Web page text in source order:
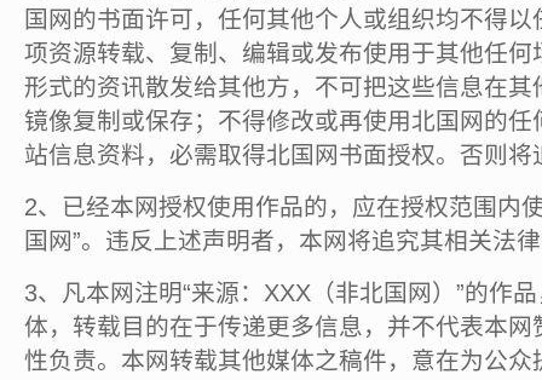
国网的书面许可，任何其他个人或组织均不得
项资源转载、复制、编辑或发布使用于其他任
形式的资讯散发给其他方，不可把这些信息在
镜像复制或保存；不得修改或再使用北国网的
站信息资料，必需取得北国网书面授权。否则将
2、已经本网授权使用作品的，应在授权范围内
国网”。违反上述声明者，本网将追究其相关法
3、凡本网注明“来源：XXX（非北国网）”的作
体，转载目的在于传递更多信息，并不代表本
性负责。本网转载其他媒体之稿件，意在为公